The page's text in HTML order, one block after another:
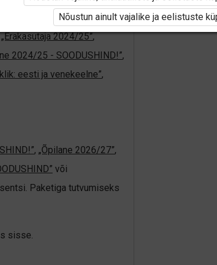
sisse logitud.
„Erakasutaja 2024/25”,
2024/25 - SOODUSHIND!”,
eesti ja venekeelne”,
, „Õpilane 2026/27”,
või
Paketiga tutvumiseks
sisse.
Nõustun ainult vajalike ja eelistuste